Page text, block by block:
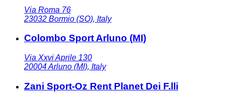
Via Roma 76
23032 Bormio (SO), Italy
Colombo Sport Arluno (MI)
Via Xxvi Aprile 130
20004Arluno (MI), Italy
Zani Sport-Oz Rent Planet Dei F.lli